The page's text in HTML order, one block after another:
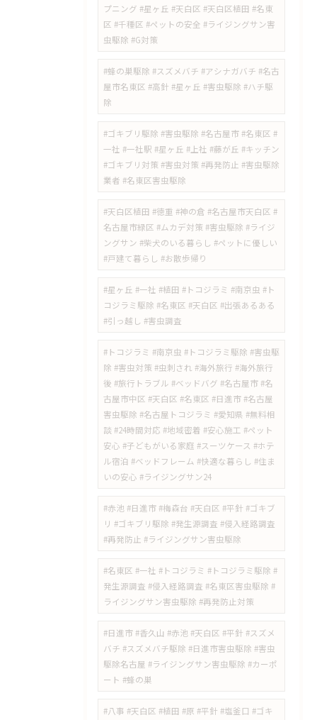
プニング #星ヶ丘 #天白区 #天白区植田 #名東
区 #千種区 #ペットの安全 #ライジングサン害
虫駆除 #G対策
#蜂の巣駆除 #スズメバチ #アシナガバチ #名古
屋市名東区 #高針 #星ヶ丘 #害虫駆除 #ハチ駆
除
#ゴキブリ駆除 #害虫駆除 #名古屋市 #名東区 #
一社 #一社駅 #星ヶ丘 #上社 #藤が丘 #キッチン
#ゴキブリ対策 #害虫対策 #再発防止 #害虫駆除
業者 #名東区害虫駆除
#天白区植田 #徳重 #神の倉 #名古屋市天白区 #
名古屋市緑区 #ムカデ対策 #害虫駆除 #ライジ
ングサン #柴犬のいる暮らし #ペットに優しい
#戸建て暮らし #お散歩帰り
#星ヶ丘 #一社 #植田 #トコジラミ #南京虫 #ト
コジラミ駆除 #名東区 #天白区 #出張あるある
#引っ越し #害虫調査
#トコジラミ #南京虫 #トコジラミ駆除 #害虫駆
除 #害虫対策 #虫刺され #海外旅行 #海外旅行
後 #旅行トラブル #ベッドバグ #名古屋市 #名
古屋市中区 #天白区 #名東区 #日進市 #名古屋
害虫駆除 #名古屋トコジラミ #愛知県 #無料相
談 #24時間対応 #地域密着 #安心施工 #ペット
安心 #子どもがいる家庭 #スーツケース #ホテ
ル宿泊 #ベッドフレーム #快適な暮らし #住ま
いの安心 #ライジングサン24
#赤池 #日進市 #梅森台 #天白区 #平針 #ゴキブ
リ #ゴキブリ駆除 #発生源調査 #侵入経路調査
#再発防止 #ライジングサン害虫駆除
#名東区 #一社 #トコジラミ #トコジラミ駆除 #
発生源調査 #侵入経路調査 #名東区害虫駆除 #
ライジングサン害虫駆除 #再発防止対策
#日進市 #香久山 #赤池 #天白区 #平針 #スズメ
バチ #スズメバチ駆除 #日進市害虫駆除 #害虫
駆除名古屋 #ライジングサン害虫駆除 #カーポ
ート #蜂の巣
#八事 #天白区 #植田 #原 #平針 #塩釜口 #ゴキ